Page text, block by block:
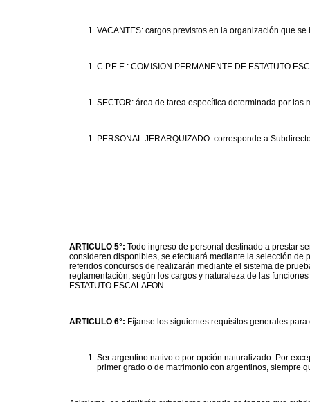
VACANTES: cargos previstos en la organización que
C.P.E.E.: COMISION PERMANENTE DE ESTATUTO
SECTOR: área de tarea específica determinada por las
PERSONAL JERARQUIZADO: corresponde a
ARTICULO 5°: Todo ingreso de personal destinado a prestar
consideren disponibles, se efectuará mediante la selección de
referidos concursos de realizarán mediante el sistema de
reglamentación, según los cargos y naturaleza de las
ESTATUTO ESCALAFON.
ARTICULO 6°: Fíjanse los siguientes requisitos generales
Ser argentino nativo o por opción naturalizado. Por
primer grado o de matrimonio con argentinos, siempre